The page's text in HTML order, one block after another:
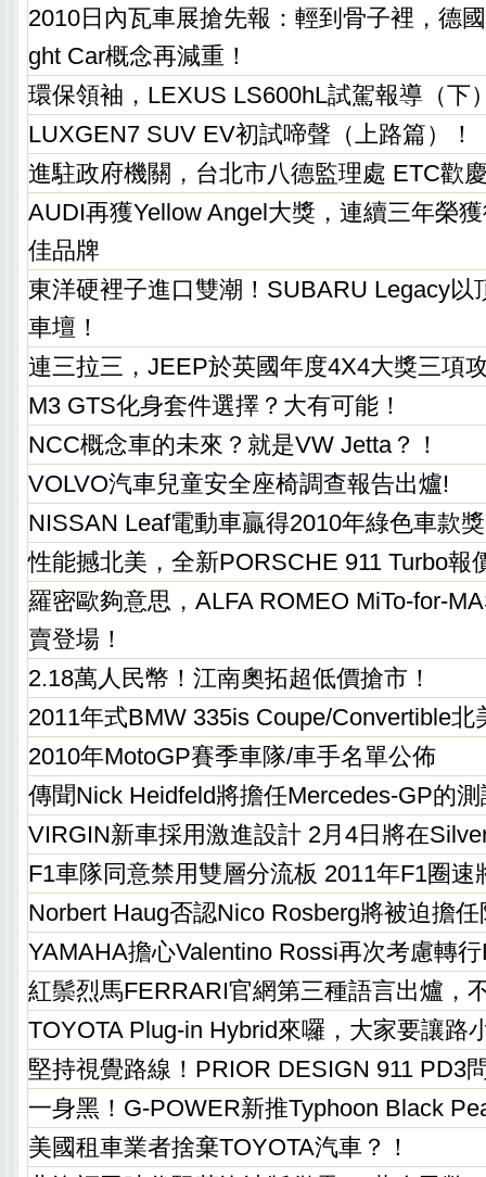
2010日內瓦車展搶先報：輕到骨子裡，德
ght Car概念再減重！
環保領袖，LEXUS LS600hL試駕報導（下
LUXGEN7 SUV EV初試啼聲（上路篇）！
進駐政府機關，台北市八德監理處 ETC歡
AUDI再獲Yellow Angel大獎，連續三年榮
佳品牌
東洋硬裡子進口雙潮！SUBARU Legacy以
車壇！
連三拉三，JEEP於英國年度4X4大獎三項
M3 GTS化身套件選擇？大有可能！
NCC概念車的未來？就是VW Jetta？！
VOLVO汽車兒童安全座椅調查報告出爐!
NISSAN Leaf電動車贏得2010年綠色車款獎
性能撼北美，全新PORSCHE 911 Turbo報
羅密歐夠意思，ALFA ROMEO MiTo-for-
賣登場！
2.18萬人民幣！江南奧拓超低價搶市！
2011年式BMW 335is Coupe/Convertible北
2010年MotoGP賽季車隊/車手名單公佈
傳聞Nick Heidfeld將擔任Mercedes-GP的
VIRGIN新車採用激進設計 2月4日將在
F1車隊同意禁用雙層分流板 2011年F1圈速
Norbert Haug否認Nico Rosberg將被迫擔
YAMAHA擔心Valentino Rossi再次考慮轉行
紅鬃烈馬FERRARI官網第三種語言出爐，
TOYOTA Plug-in Hybrid來囉，大家要讓路
堅持視覺路線！PRIOR DESIGN 911 PD3
一身黑！G-POWER新推Typhoon Black
美國租車業者捨棄TOYOTA汽車？！